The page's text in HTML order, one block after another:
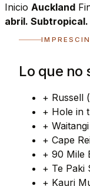
Inicio Auckland
abril. Subtropical.
Lo que no
+ Russell
+ Hole in
+
+ Cape
+ 90 Mile
+ Te Paki
+ Kauri